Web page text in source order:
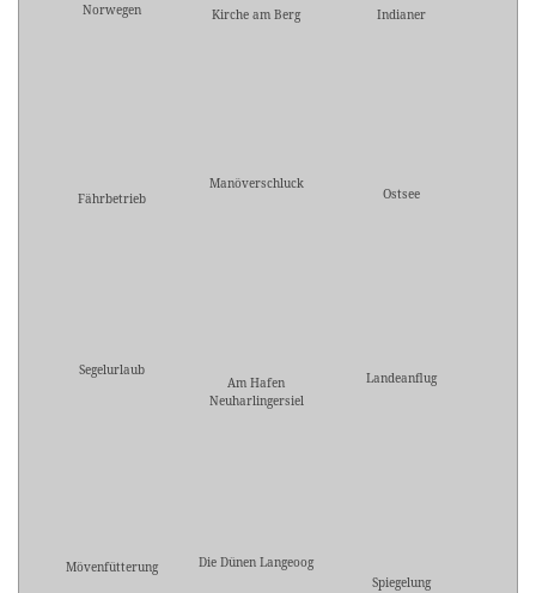
Norwegen Kirche am Berg Indianer
Fährbetrieb
Manöverschluck
Ostsee
Segelurlaub
Am Hafen
Neuharlingersiel
Landeanflug
Mövenfütterung
Die Dünen Langeoog
Spiegelung